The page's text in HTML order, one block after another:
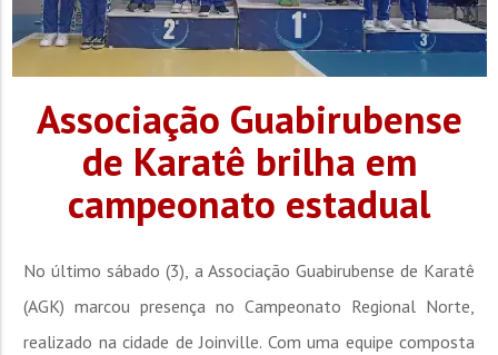
Associação Guabirubense
de Karatê brilha em
campeonato estadual
No último sábado (3), a Associação Guabirubense de Karatê
(AGK) marcou presença no Campeonato Regional Norte,
realizado na cidade de Joinville. Com uma equipe composta